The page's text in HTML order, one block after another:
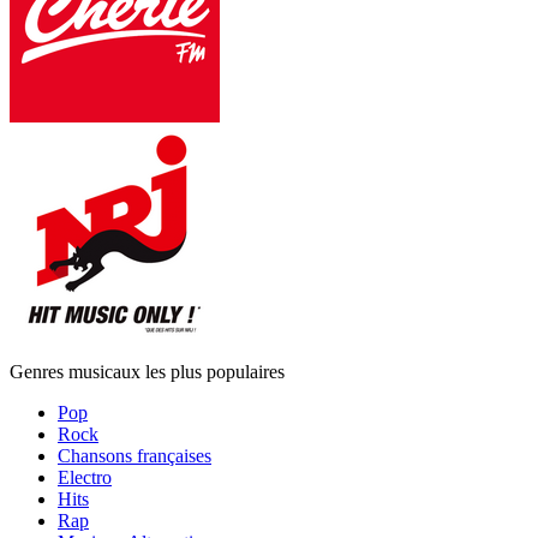
Genres musicaux les plus populaires
Pop
Rock
Chansons françaises
Electro
Hits
Rap